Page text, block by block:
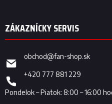
obchod@fan-shop.sk
+420 777 881 229